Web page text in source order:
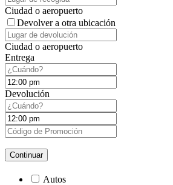
Ciudad o aeropuerto
Devolver a otra ubicación
Ciudad o aeropuerto
Entrega
Devolución
Continuar
Autos